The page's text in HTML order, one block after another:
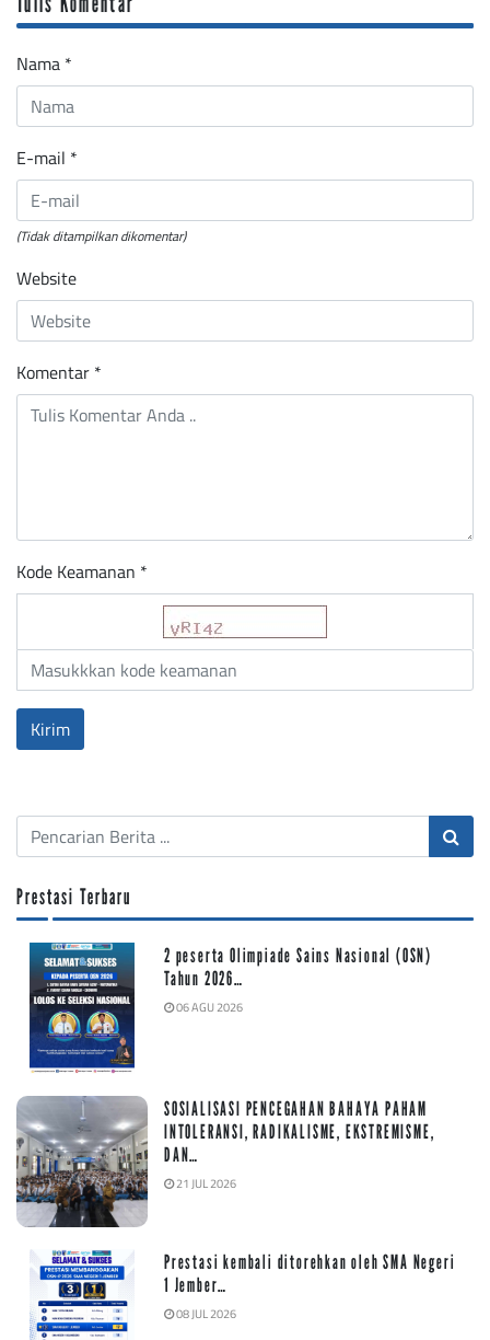
Nama *
E-mail *
(Tidak ditampilkan dikomentar)
Website
Komentar *
Kode Keamanan *
Prestasi Terbaru
2 peserta Olimpiade Sains Nasional (OSN)
Tahun 2026…
06 AGU 2026
SOSIALISASI PENCEGAHAN BAHAYA PAHAM
INTOLERANSI, RADIKALISME, EKSTREMISME,
DAN…
21 JUL 2026
Prestasi kembali ditorehkan oleh SMA Negeri
1 Jember…
08 JUL 2026